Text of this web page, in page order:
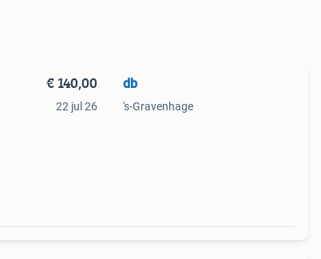
€ 140,00
22 jul 26
db
's-Gravenhage